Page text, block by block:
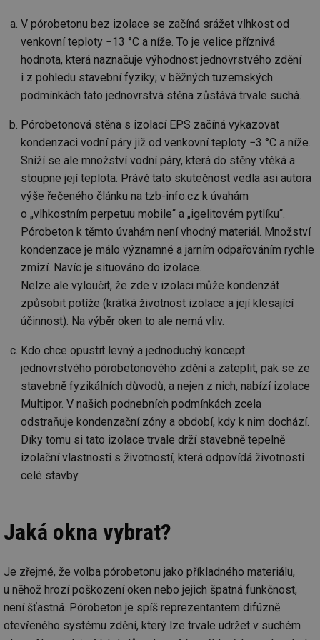
V pórobetonu bez izolace se začíná srážet vlhkost od
venkovní teploty −13 °C a níže. To je velice příznivá
hodnota, která naznačuje výhodnost jednovrstvého zdění
i z pohledu stavební fyziky; v běžných tuzemských
podmínkách tato jednovrstvá stěna zůstává trvale suchá.
Pórobetonová stěna s izolací EPS začíná vykazovat
kondenzaci vodní páry již od venkovní teploty −3 °C a níže.
Sníží se ale množství vodní páry, která do stěny vtéká a
stoupne její teplota. Právě tato skutečnost vedla asi autora
výše řečeného článku na tzb-info.cz k úvahám
o „vlhkostním perpetuu mobile“ a „igelitovém pytlíku“.
Pórobeton k těmto úvahám není vhodný materiál. Množství
kondenzace je málo významné a jarním odpařováním rychle
zmizí. Navíc je situováno do izolace.
Nelze ale vyloučit, že zde v izolaci může kondenzát
způsobit potíže (krátká životnost izolace a její klesající
účinnost). Na výběr oken to ale nemá vliv.
Kdo chce opustit levný a jednoduchý koncept
jednovrstvého pórobetonového zdění a zateplit, pak se ze
stavebně fyzikálních důvodů, a nejen z nich, nabízí izolace
Multipor. V našich podnebních podmínkách zcela
odstraňuje kondenzační zóny a období, kdy k nim dochází.
Díky tomu si tato izolace trvale drží stavebně tepelně
izolační vlastnosti s životností, která odpovídá životnosti
celé stavby.
Jaká okna vybrat?
Je zřejmé, že volba pórobetonu jako příkladného materiálu,
u něhož hrozí poškození oken nebo jejich špatná funkčnost,
není šťastná. Pórobeton je spíš reprezentantem difúzně
otevřeného systému zdění, který lze trvale udržet v suchém
Funkční soubory
Nezařazené
soubory
Nezbytně nutné soubory
Výkonové soubory
Soubory cílení
Funkční soubory
Nezařazené soubory
Nezbytně nutné soubory cookie umožňují základní
funkce webových stránek, jako je přihlášení
uživatele a správa účtu. Webové stránky nelze bez
Název
Provider /
Doména
Vyprší
info.cz
g_csrf_token
.forum.tzb-
info.cz
prohlížeče
id
konference.tzb-
info.cz
_hjAbsoluteSessionInProgress
Hotjar Ltd
.tzb-info.cz
29 minut
id
vetrani.tzb-
info.cz
10 let
_hjIncludedInSessionSample
Hotjar Ltd 1 minuta